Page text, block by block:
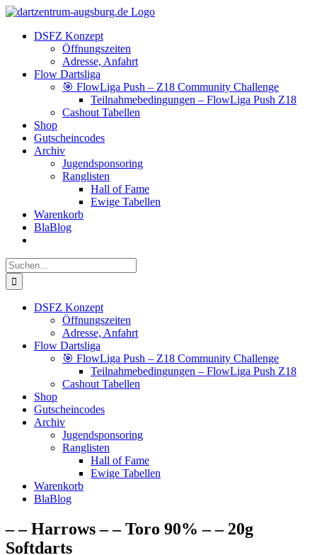
Zum
springen
Facebook
Instagram
YouTube
DSFZ Konzept
Öffnungszeiten
Adresse, Anfahrt
Flow Dartsliga
🎯 FlowLiga Push – Z18 Community Challenge
Teilnahmebedingungen – FlowLiga Push Z18
Cashout Tabellen
Shop
Gutscheincodes
Archiv
Jugendsponsoring
Ranglisten
Hall of Fame
Ewige Tabellen
Warenkorb
BlaBlog
Suche
nach:
DSFZ Konzept
Öffnungszeiten
Adresse, Anfahrt
Flow Dartsliga
🎯 FlowLiga Push – Z18 Community Challenge
Teilnahmebedingungen – FlowLiga Push Z18
Cashout Tabellen
Shop
Gutscheincodes
Archiv
Jugendsponsoring
Ranglisten
Hall of Fame
Ewige Tabellen
Warenkorb
BlaBlog
– – Harrows – – Toro 90% – – 20g
Softdarts